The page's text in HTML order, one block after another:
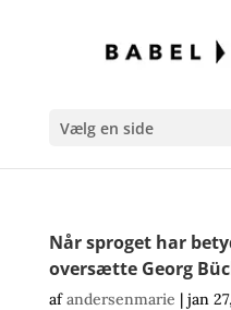
Vælg en side
Når sproget har
oversætte Georg
afandersenmarie | jan